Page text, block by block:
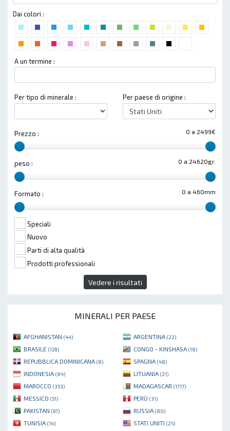
Dai colori :
A un termine :
Per tipo di minerale : Per paese di origine :
0 a 2499€
Prezzo :
0 a 24620gr.
peso :
0 a 460mm
Formato :
Speciali
Nuovo
Parti di alta qualità
Prodotti professionali
Vedere i risultati
MINERALI PER PAESE
AFGHANISTAN (44) ARGENTINA (22)
BRASILE (129) CONGO - KINSHASA (18)
REPUBBLICA DOMINICANA (8) SPAGNA (48)
INDONESIA (84) LITUANIA (21)
MAROCCO (353) MADAGASCAR (1717)
MESSICO (51) PERÙ (31)
PAKISTAN (67) RUSSIA (80)
TUNISIA (14) STATI UNITI (25)